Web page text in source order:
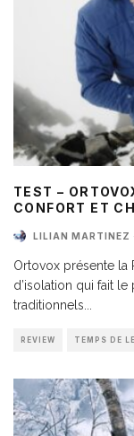
TEST –
CONFORT ET
LILIAN MARTINEZ
Ortovox présente la
d’isolation qui fait le
traditionnels...
REVIEW TEMPS DE